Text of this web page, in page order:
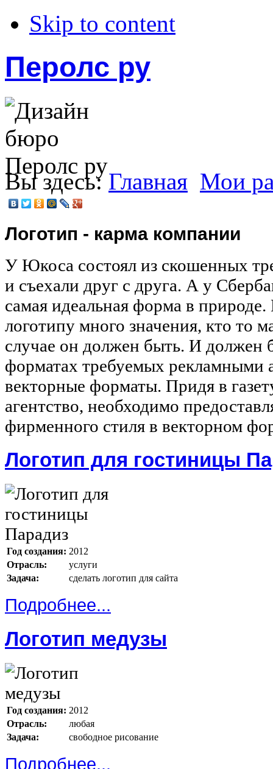
Skip to content
Перолс ру
Вы здесь: Главная Мои
Логотип - карма компании
У Юкоса состоял из скошенных
и съехали друг с друга. А у
самая идеальная форма в природе.
логотипу много значения, кто то
случае он должен быть. И должен
форматах требуемых рекламными
векторные форматы. Придя в
агентство, необходимо
фирменного стиля в векторном
Логотип для гостиницы
Год создания: 2012
Отрасль:
услуги
Задача:
сделать логотип для сайта
Подробнее...
Логотип медузы
Год создания: 2012
Отрасль:
любая
Задача:
свободное рисование
Подробнее...